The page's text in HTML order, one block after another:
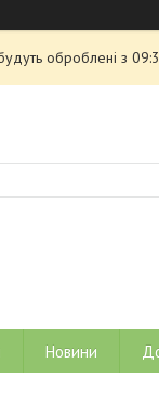
оброблені з
Новини